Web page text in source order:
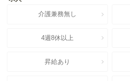
介護兼務無し
4週8休以上
昇給あり